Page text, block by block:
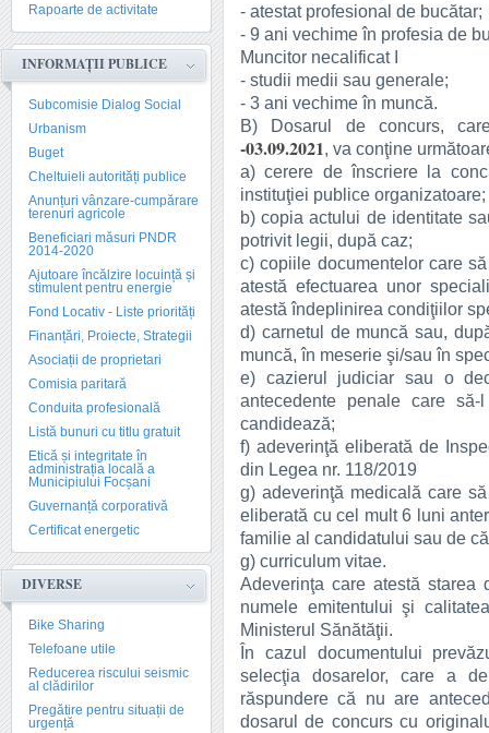
Rapoarte de activitate
INFORMAȚII PUBLICE
Subcomisie Dialog Social
Urbanism
Buget
Cheltuieli autorități publice
Anunțuri vânzare-cumpărare
terenuri agricole
Beneficiari măsuri PNDR
2014-2020
Ajutoare încălzire locuință și
stimulent pentru energie
Fond Locativ - Liste priorități
Finanțări, Proiecte, Strategii
Asociații de proprietari
Comisia paritară
Conduita profesională
Listă bunuri cu titlu gratuit
Etică și integritate în
administrația locală a
Municipiului Focșani
Guvernanță corporativă
Certificat energetic
DIVERSE
Bike Sharing
Telefoane utile
Reducerea riscului seismic
al clădirilor
Pregătire pentru situații de
urgență
- atestat profesional de bucătar;
- 9 ani vechime în profesia de
Muncitor necalificat I
- studii medii sau generale;
- 3 ani vechime în muncă.
B) Dosarul de concurs,
-03.09.2021, va conţine
a) cerere de înscriere la
instituţiei publice organizatoare;
b) copia actului de identitate
potrivit legii, după caz;
c) copiile documentelor care
atestă efectuarea unor
atestă îndeplinirea condiţiilor
d) carnetul de muncă sau,
muncă, în meserie şi/sau în
e) cazierul judiciar sau o
antecedente penale care
candidează;
f) adeverinţă eliberată de
din Legea nr. 118/2019
g) adeverinţă medicală care
eliberată cu cel mult 6 luni
familie al candidatului sau de
g) curriculum vitae.
Adeverinţa care atestă starea
numele emitentului şi
Ministerul Sănătăţii.
În cazul documentului
selecţia dosarelor, care a
răspundere că nu are
dosarul de concurs cu